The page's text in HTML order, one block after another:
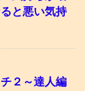
と悪い気持
２～達人編